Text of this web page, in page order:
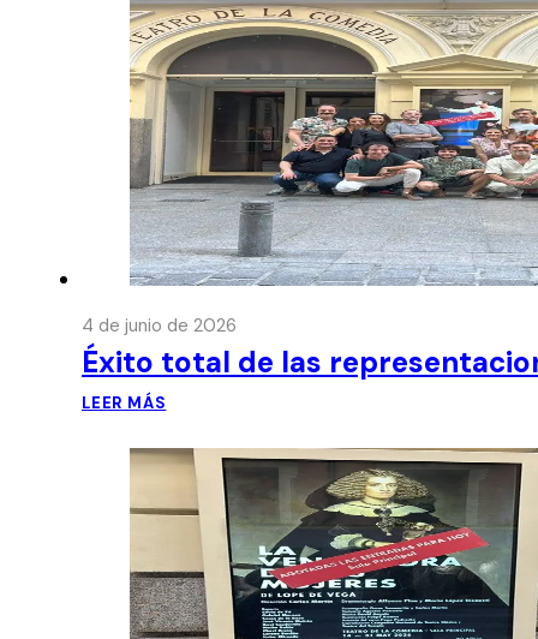
4 de junio de 2026
Éxito total de las
LEER MÁS